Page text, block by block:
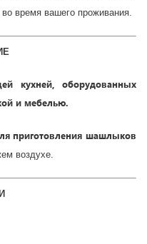
время вашего проживания.
кухней, оборудованных
и мебелью.
приготовления шашлыков
воздухе.